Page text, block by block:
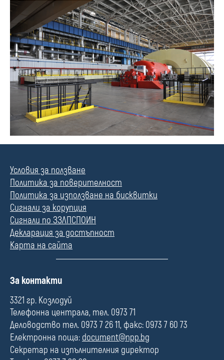
Условия за ползване
Политика за поверителност
Политика за използване на бисквитки
Сигнали за корупция
Сигнали по ЗЗЛПСПОИН
Декларация за достъпност
Карта на сайта
П
л
е
За контакти
3321 гр. Козлодуй
Телефонна централа, тел. 0973 71
Деловодство тел. 0973 7 26 11, факс: 0973 7 60 73
Електронна поща: document@npp.bg
Секретар на изпълнителния директор